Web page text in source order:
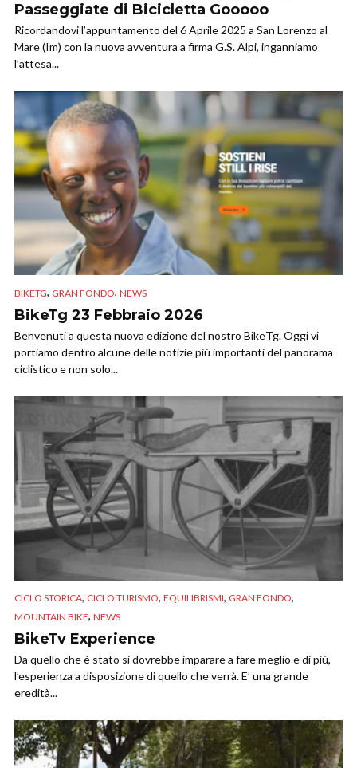
Passeggiate di Bicicletta Gooooo
Ricordandovi l’appuntamento del 6 Aprile 2025 a San Lorenzo al
Mare (Im) con la nuova avventura a firma G.S. Alpi, inganniamo
l’attesa...
BIKETG, GRAN FONDO, NEWS
BikeTg 23 Febbraio 2026
Benvenuti a questa nuova edizione del nostro BikeTg. Oggi vi
portiamo dentro alcune delle notizie più importanti del panorama
ciclistico e non solo...
CICLO STORICA, CICLO TURISMO, EQUILIBRISMI, GRAN FONDO,
MOUNTAIN BIKE, NEWS
BikeTv Experience
Da quello che è stato si dovrebbe imparare a fare meglio e di più,
l’esperienza a disposizione di quello che verrà. E’ una grande
eredità...